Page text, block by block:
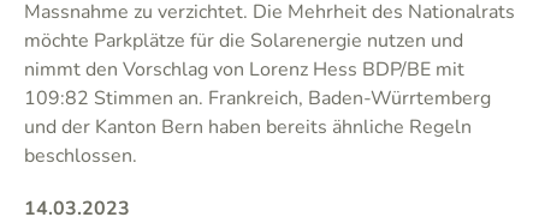
Massnahme zu verzichtet. Die Mehrheit des Nationalrats
möchte Parkplätze für die Solarenergie nutzen und
nimmt den Vorschlag von Lorenz Hess BDP/BE mit
109:82 Stimmen an. Frankreich, Baden-Würrtemberg
und der Kanton Bern haben bereits ähnliche Regeln
beschlossen.
14.03.2023